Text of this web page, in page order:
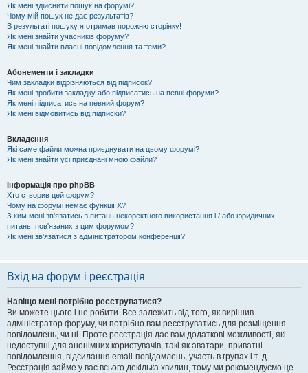
Як мені здійснити пошук на форумі?
Чому мій пошук не дає результатів?
В результаті пошуку я отримав порожню сторінку!
Як мені знайти учасників форуму?
Як мені знайти власні повідомлення та теми?
Абонементи і закладки
Чим закладки відрізняються від підписок?
Як мені зробити закладку або підписатись на певні форуми?
Як мені підписатись на певний форум?
Як мені відмовитись від підписки?
Вкладення
Які саме файли можна приєднувати на цьому форумі?
Як мені знайти усі приєднані мною файли?
Інформація про phpBB
Хто створив цей форум?
Чому на форумі немає функції X?
З ким мені зв'язатись з питань некоректного використання і / або юридичних
питань, пов'язаних з цим форумом?
Як мені зв'язатися з адміністратором конференції?
Вхід на форум і реєстрація
Навіщо мені потрібно реєструватися?
Ви можете цього і не робити. Все залежить від того, як вирішив
адміністратор форуму, чи потрібно вам реєструватись для розміщення
повідомлень, чи ні. Проте реєстрація дає вам додаткові можливості, які
недоступні для анонімних користувачів, такі як аватари, приватні
повідомлення, відсилання email-повідомлень, участь в групах і т. д.
Реєстрація займе у вас всього декілька хвилин, тому ми рекомендуємо це